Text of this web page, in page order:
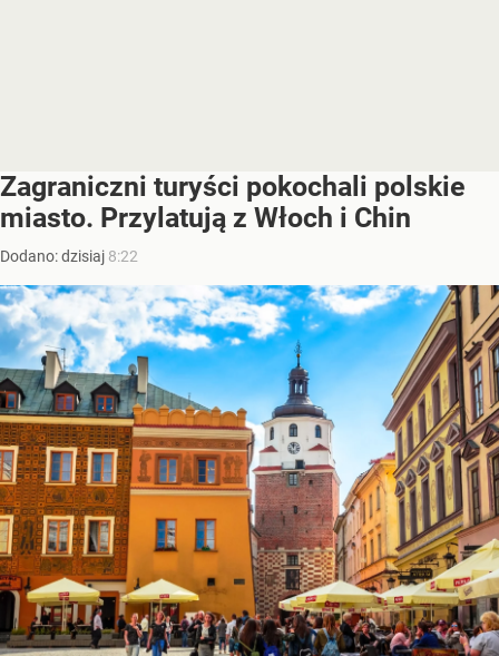
Zagraniczni turyści pokochali polskie
miasto. Przylatują z Włoch i Chin
Dodano:dzisiaj 8:22